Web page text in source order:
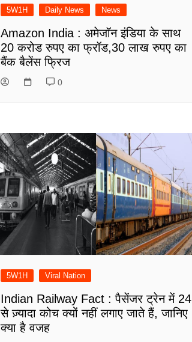
5W1H Daily News News
Amazon India : अमेजॉन इंडिया के साथ
20 करोड रुपए का फ्रॉड,30 लाख रुपए का
बैंक बैलेंस फ्रिज
0
5W1H Viral Nation
Indian Railway Fact : पैसेंजर ट्रेन में 24
से ज़्यादा कोच क्यों नहीं लगाए जाते हैं, जानिए
क्या है वजह